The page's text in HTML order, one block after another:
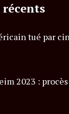
tué par
2023 :